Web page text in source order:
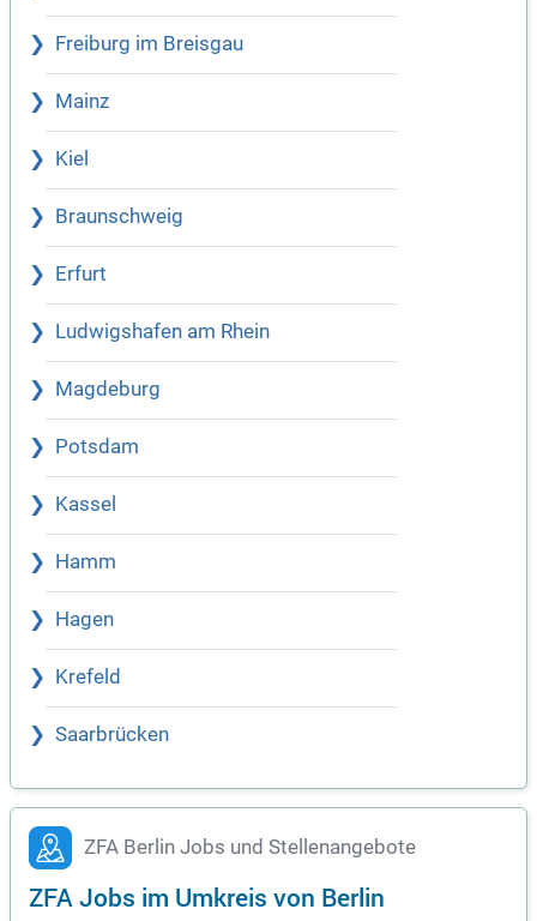
Freiburg im Breisgau
Mainz
Kiel
Braunschweig
Erfurt
Ludwigshafen am Rhein
Magdeburg
Potsdam
Kassel
Hamm
Hagen
Krefeld
Saarbrücken
ZFA Berlin Jobs und Stellenangebote
ZFA Jobs im Umkreis von Berlin